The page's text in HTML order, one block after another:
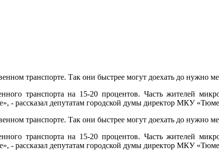
транспорте. Так они быстрее могут доехать до нужно
транспорта на 15-20 процентов. Часть жителей
- рассказал депутатам городской думы директор МКУ
транспорте. Так они быстрее могут доехать до нужно
транспорта на 15-20 процентов. Часть жителей
- рассказал депутатам городской думы директор МКУ